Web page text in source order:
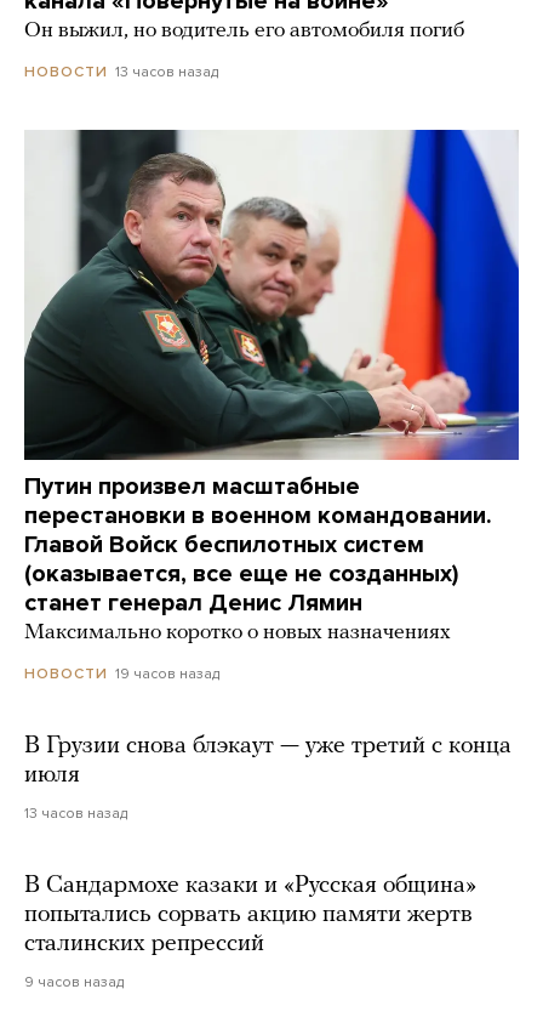
Он выжил, но водитель его автомобиля погиб
НОВОСТИ 13 часов назад
Путин произвел масштабные
перестановки в военном командовании.
Главой Войск беспилотных систем
(оказывается, все еще не созданных)
станет генерал Денис Лямин
Максимально коротко о новых назначениях
НОВОСТИ 19 часов назад
В Грузии снова блэкаут — уже третий с конца
июля
13 часов назад
В Сандармохе казаки и «Русская община»
попытались сорвать акцию памяти жертв
сталинских репрессий
9 часов назад